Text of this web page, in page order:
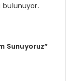
Sunuyoruz”